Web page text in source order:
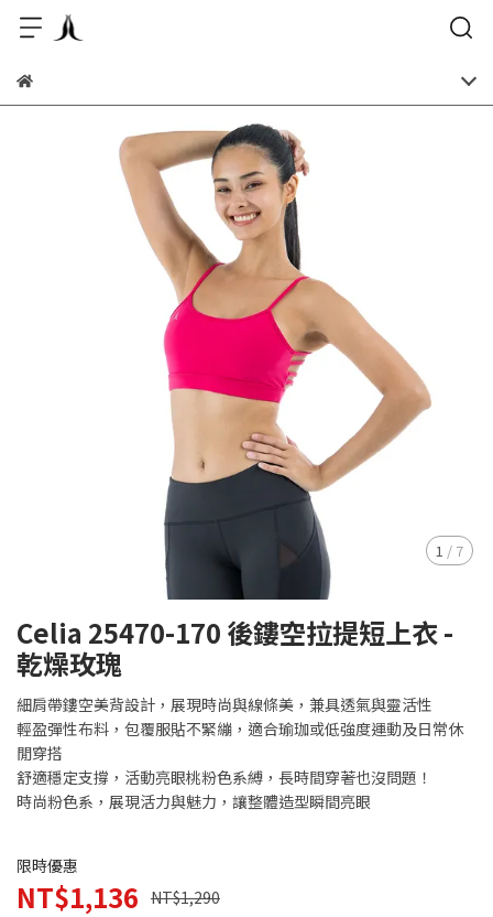
1 / 7
Celia 25470-170 後鏤空拉提短上衣 -
乾燥玫瑰
細肩帶鏤空美背設計，展現時尚與線條美，兼具透氣與靈活性
輕盈彈性布料，包覆服貼不緊繃，適合瑜珈或低強度運動及日常休
閒穿搭
舒適穩定支撐，活動亮眼桃粉色系縛，長時間穿著也沒問題！
時尚粉色系，展現活力與魅力，讓整體造型瞬間亮眼
限時優惠
NT$1,136 NT$1,290